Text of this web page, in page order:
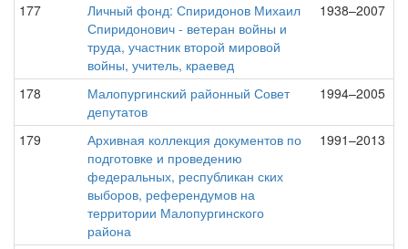
177
Личный фонд: Спиридонов Михаил
Спиридонович - ветеран войны и
труда, участник второй мировой
войны, учитель, краевед
1938–2007
178
Малопургинский районный Совет
депутатов
1994–2005
179
Архивная коллекция документов по
подготовке и проведению
федеральных, республикан ских
выборов, референдумов на
территории Малопургинского
района
1991–2013